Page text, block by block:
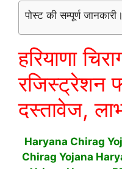
पोस्ट की सम्पूर्ण जानकारी।
हरियाणा
रजिस्ट्रेशन
दस्तावेज,
Haryana Chirag
Chirag Yojana